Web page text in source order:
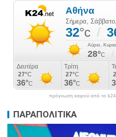
πρόγνωση καιρού από το
ΠΑΡΑΠΟΛΙΤΙΚΑ